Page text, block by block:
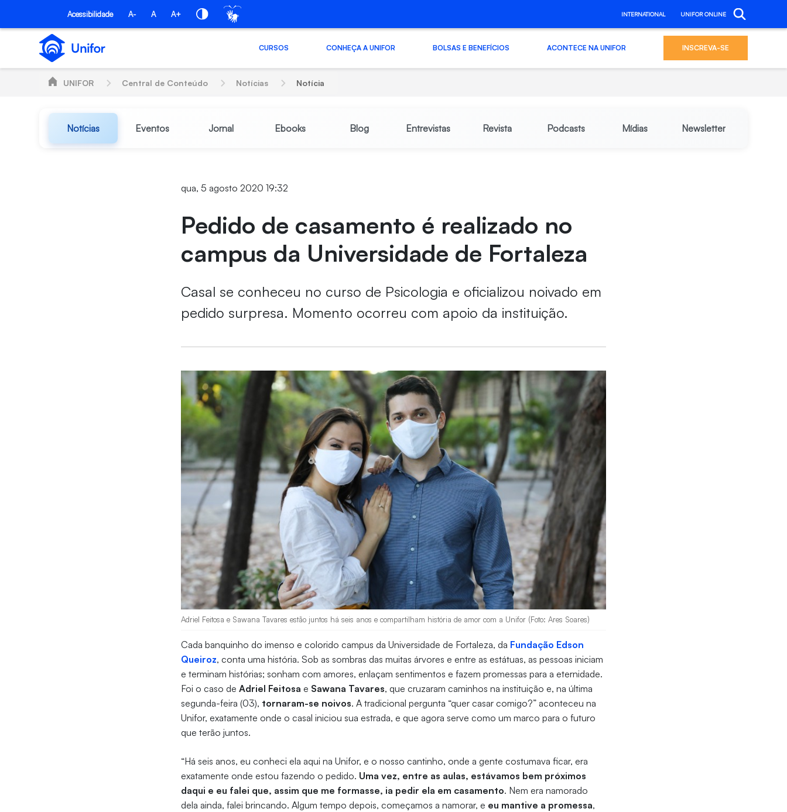
Pular para o Conteúdo principal
Acessibilidade A- A A+ INTERNATIONAL UNIFOR ONLINE
CURSOS CONHEÇA A UNIFOR BOLSAS E BENEFÍCIOS ACONTECE NA UNIFOR INSCREVA-SE
UNIFOR Central de Conteúdo Notícias Notícia
Notícias Eventos Jornal Ebooks Blog Entrevistas Revista Podcasts Mídias Newsletter
qua, 5 agosto 2020 19:32
Pedido de casamento é realizado no
campus da Universidade de Fortaleza
Casal se conheceu no curso de Psicologia e oficializou noivado em
pedido surpresa. Momento ocorreu com apoio da instituição.
Adriel Feitosa e Sawana Tavares estão juntos há seis anos e compartilham história de amor com a Unifor (Foto: Ares Soares)
Cada banquinho do imenso e colorido campus da Universidade de Fortaleza, da Fundação Edson
Queiroz, conta uma história. Sob as sombras das muitas árvores e entre as estátuas, as pessoas iniciam
e terminam histórias; sonham com amores, enlaçam sentimentos e fazem promessas para a eternidade.
Foi o caso deAdriel Feitosa e Sawana Tavares, que cruzaram caminhos na instituição e, na última
segunda-feira (03), tornaram-se noivos. A tradicional pergunta “quer casar comigo?” aconteceu na
Unifor, exatamente onde o casal iniciou sua estrada, e que agora serve como um marco para o futuro
que terão juntos.
“Há seis anos, eu conheci ela aqui na Unifor, e o nosso cantinho, onde a gente costumava ficar, era
exatamente onde estou fazendo o pedido. Uma vez, entre as aulas, estávamos bem próximos
daqui e eu falei que, assim que me formasse, ia pedir ela em casamento. Nem era namorado
dela ainda, falei brincando. Algum tempo depois, começamos a namorar, e eu mantive a promessa,